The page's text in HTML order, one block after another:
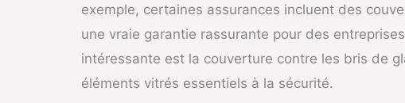
exemple, certaines assurances incluent des
une vraie garantie rassurante pour des
intéressante est la couverture contre les bris de
éléments vitrés essentiels à la sécurité.